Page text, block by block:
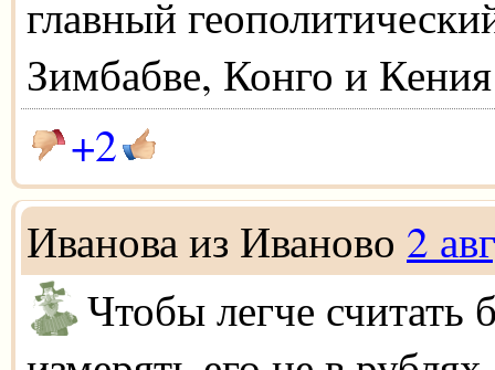
главный
Зимбабве, Конго и Кения
+2
Иванова из Иваново 2
Чтобы легче